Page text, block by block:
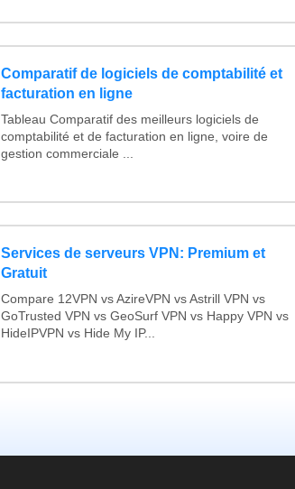
Comparatif de logiciels de comptabilité et
facturation en ligne
Tableau Comparatif des meilleurs logiciels de
comptabilité et de facturation en ligne, voire de
gestion commerciale ...
Services de serveurs VPN: Premium et
Gratuit
Compare 12VPN vs AzireVPN vs Astrill VPN vs
GoTrusted VPN vs GeoSurf VPN vs Happy VPN vs
HideIPVPN vs Hide My IP...